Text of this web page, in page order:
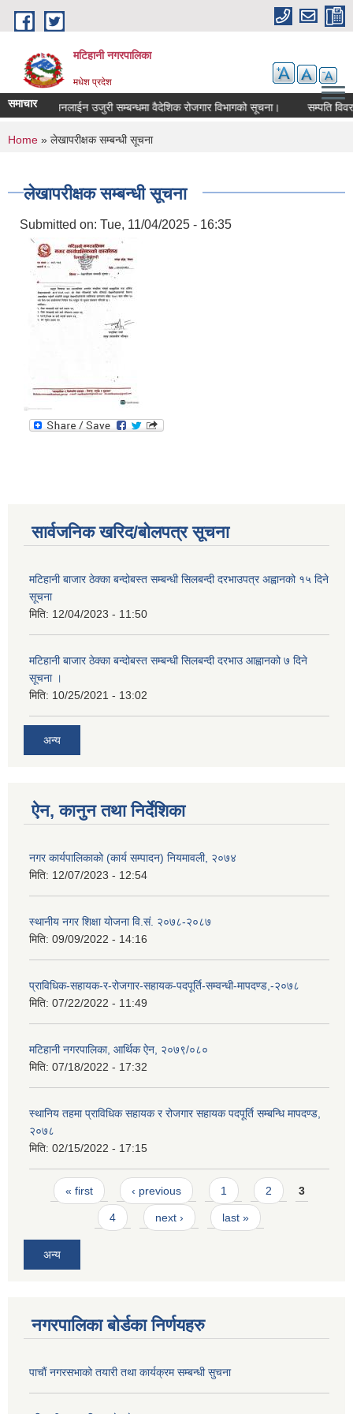
Skip to main content
मटिहानी नगरपालिका
मधेश प्रदेश
समाचार अनलाईन उजुरी सम्बन्धमा वैदेशिक रोजगार विभागको सूचना। सम्पति
You are here
Home » लेखापरीक्षक सम्बन्धी सूचना
लेखापरीक्षक सम्बन्धी सूचना
Submitted on: Tue, 11/04/2025 - 16:35
सार्वजनिक खरिद/बोलपत्र सूचना
मटिहानी बाजार ठेक्का बन्दोबस्त सम्बन्धी सिलबन्दी दरभाउपत्र अह्वानको १५ दिने
सूचना
मिति: 12/04/2023 - 11:50
मटिहानी बाजार ठेक्का बन्दोबस्त सम्बन्धी सिलबन्दी दरभाउ आह्वानको ७ दिने
सूचना ।
मिति: 10/25/2021 - 13:02
अन्य
ऐन, कानुन तथा निर्देशिका
नगर कार्यपालिकाको (कार्य सम्पादन) नियमावली, २०७४
मिति: 12/07/2023 - 12:54
स्थानीय नगर शिक्षा योजना वि‍.सं. २०७८-२०८७
मिति: 09/09/2022 - 14:16
प्राविधिक-सहायक-र-रोजगार-सहायक-पदपूर्ति-सम्वन्धी-मापदण्ड,-२०७८
मिति: 07/22/2022 - 11:49
मटिहानी नगरपालिका, आर्थिक ऐन, २०७९/०८०
मिति: 07/18/2022 - 17:32
स्थानिय तहमा प्राविधिक सहायक र रोजगार सहायक पदपूर्ति सम्बन्धि मापदण्ड,
२०७८
मिति: 02/15/2022 - 17:15
Pages
« first ‹ previous 1 2 3
4 next › last »
अन्य
नगरपालिका बोर्डका निर्णयहरु
पाचाैं नगरसभाको तयारी तथा कार्यक्रम सम्बन्धी सुचना